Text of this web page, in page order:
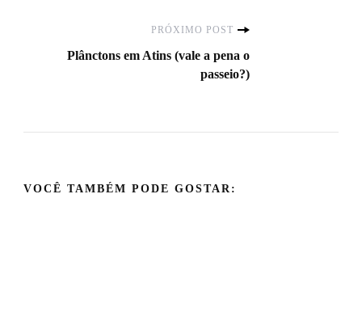
PRÓXIMO POST
Plânctons em Atins (vale a pena o
passeio?)
VOCÊ TAMBÉM PODE GOSTAR: